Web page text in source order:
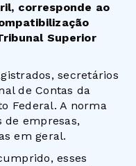
corresponde ao
Superior
secretários
de Contas da
Federal. A norma
de empresas,
em geral.
esses